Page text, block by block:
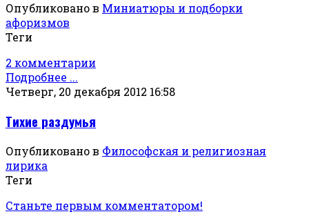
Опубликовано в Миниатюры и подборки
афоризмов
Теги
2 комментарии
Подробнее ...
Четверг, 20 декабря 2012 16:58
Тихие раздумья
Опубликовано в Философская и религиозная
лирика
Теги
Станьте первым комментатором!